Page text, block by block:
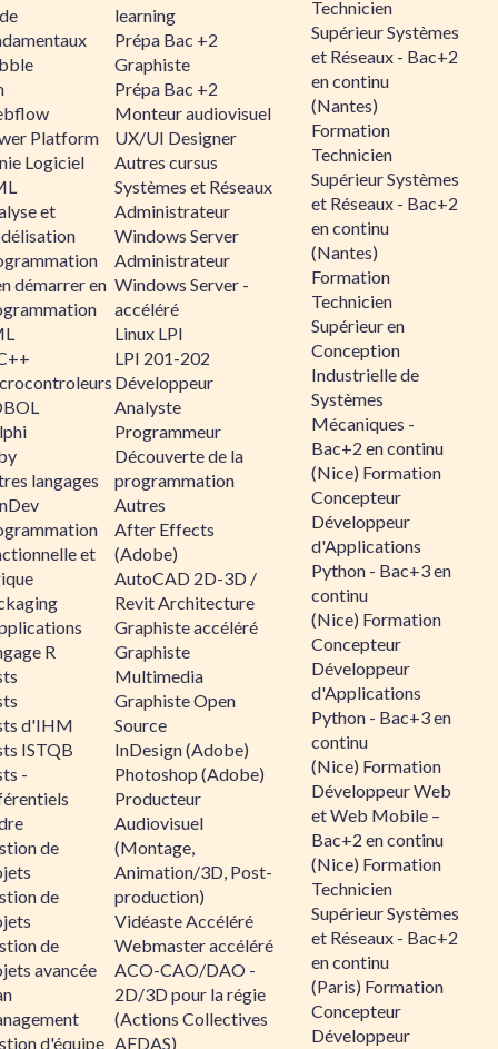
Platform
Logiciel
et
démarrer en
langages
et
R
d'IHM
ISTQB
-
de
de
de
avancée
d'équipe
learning
Prépa Bac +2
Graphiste
Prépa Bac +2
Monteur audiovisuel
UX/UI Designer
Autres cursus
Systèmes et Réseaux
Administrateur
Windows Server
Administrateur
Windows Server -
accéléré
Linux LPI
LPI 201-202
Développeur
Analyste
Programmeur
Découverte de la
programmation
Autres
After Effects
(Adobe)
AutoCAD 2D-3D /
Revit Architecture
Graphiste accéléré
Graphiste
Multimedia
Graphiste Open
Source
InDesign (Adobe)
Photoshop (Adobe)
Producteur
Audiovisuel
(Montage,
Animation/3D, Post-
production)
Vidéaste Accéléré
Webmaster accéléré
ACO-CAO/DAO -
2D/3D pour la régie
(Actions Collectives
AFDAS)
Technicien
Supérieur Systèmes
et Réseaux - Bac+2
en continu
(Nantes)
Formation
Technicien
Supérieur Systèmes
et Réseaux - Bac+2
en continu
(Nantes)
Formation
Technicien
Supérieur en
Conception
Industrielle de
Systèmes
Mécaniques -
Bac+2 en continu
(Nice) Formation
Concepteur
Développeur
d'Applications
Python - Bac+3 en
continu
(Nice) Formation
Concepteur
Développeur
d'Applications
Python - Bac+3 en
continu
(Nice) Formation
Développeur Web
et Web Mobile –
Bac+2 en continu
(Nice) Formation
Technicien
Supérieur Systèmes
et Réseaux - Bac+2
en continu
(Paris) Formation
Concepteur
Développeur